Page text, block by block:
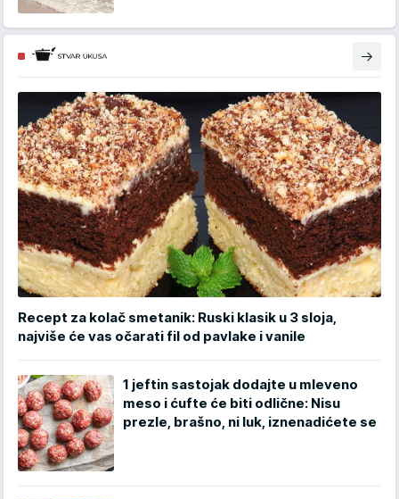
Recept za kolač smetanik: Ruski klasik u 3 sloja,
najviše će vas očarati fil od pavlake i vanile
1 jeftin sastojak dodajte u mleveno
meso i ćufte će biti odlične: Nisu
prezle, brašno, ni luk, iznenadićete se